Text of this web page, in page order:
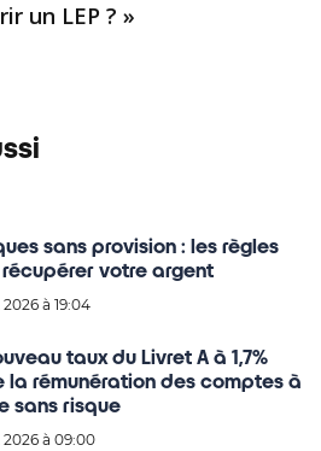
un LEP ? »
sans provision : les règles
votre argent
à 19:04
taux du Livret A à 1,7%
la rémunération des comptes à
sans risque
à 09:00